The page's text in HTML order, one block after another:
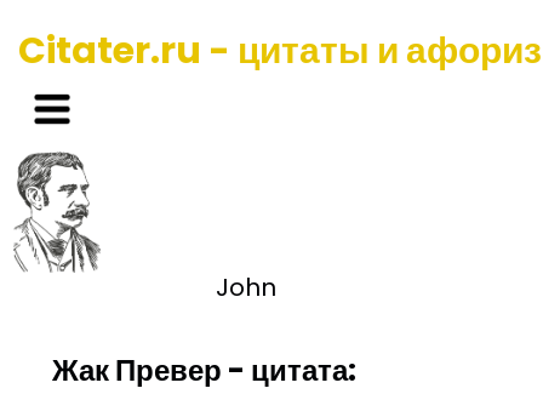
Citater.ru - цитаты и
John
Жак Превер - цитата: